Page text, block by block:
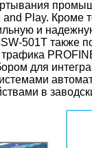
Play. Кроме
и
501T также
для
в